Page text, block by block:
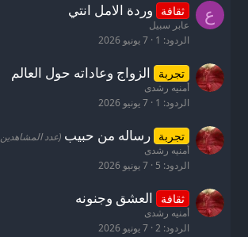
ع ثقافة وردة الامل انتي
عابر سبيل
الردود 1 7 يونيو 2026
تجربة الزواج وعاداته حول العالم
أمنيه رشدى
الردود 1 7 يونيو 2026
تجربة رساله من حبيب (عدد المشاهدين 2)
أمنيه رشدى
الردود 5 7 يونيو 2026
ثقافة العشق وجنونه
أمنيه رشدى
الردود 2 7 يونيو 2026